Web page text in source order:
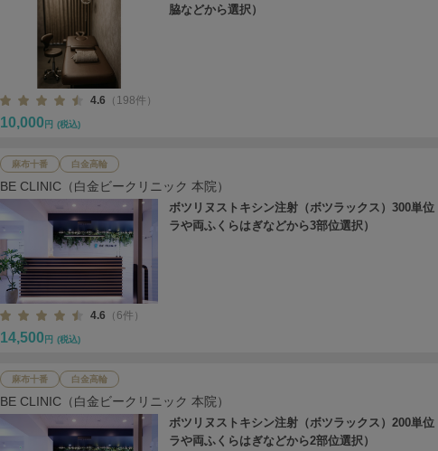
脇などから選択）
4.6 （198件）
10,000 円 (税込)
麻布十番 白金高輪
BE CLINIC（白金ビークリニック 本院）
ボツリヌストキシン注射（ボツラックス）300単位
ラや両ふくらはぎなどから3部位選択）
4.6 （6件）
14,500 円 (税込)
麻布十番 白金高輪
BE CLINIC（白金ビークリニック 本院）
ボツリヌストキシン注射（ボツラックス）200単位
ラや両ふくらはぎなどから2部位選択）